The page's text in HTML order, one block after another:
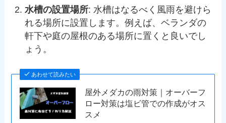
水槽の設置場所: 水槽はなるべく風雨を避けら
れる場所に設置します。例えば、ベランダの
軒下や庭の屋根のある場所に置くと良いでし
ょう。
あわせて読みたい
屋外メダカの雨対策｜オーバーフ
ロー対策は塩ビ管での作成がオス
スメ